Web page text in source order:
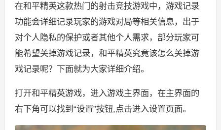
在和平精英这款热门的射击竞技游戏中，游戏记录
功能会详细记录玩家的游戏对局等相关信息，出于
对个人隐私的保护或者其他个人需求，部分玩家可
能希望关掉游戏记录，和平精英究竟该怎么关掉游
戏记录呢？下面就为大家详细介绍。
打开和平精英游戏，进入游戏主界面，在主界面的
右下角可以找到“设置”按钮,点击进入设置页面。